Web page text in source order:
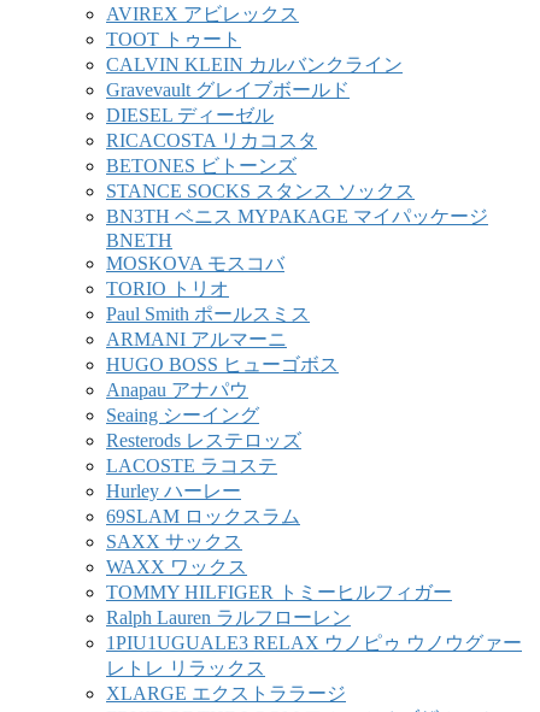
AVIREX アビレックス
TOOT トゥート
CALVIN KLEIN カルバンクライン
Gravevault グレイブボールド
DIESEL ディーゼル
RICACOSTA リカコスタ
BETONES ビトーンズ
STANCE SOCKS スタンス ソックス
BN3TH ベニス MYPAKAGE マイパッケージ
BNETH
MOSKOVA モスコバ
TORIO トリオ
Paul Smith ポールスミス
ARMANI アルマーニ
HUGO BOSS ヒューゴボス
Anapau アナパウ
Seaing シーイング
Resterods レステロッズ
LACOSTE ラコステ
Hurley ハーレー
69SLAM ロックスラム
SAXX サックス
WAXX ワックス
TOMMY HILFIGER トミーヒルフィガー
Ralph Lauren ラルフローレン
1PIU1UGUALE3 RELAX ウノピゥ ウノウグァー
レトレ リラックス
XLARGE エクストララージ